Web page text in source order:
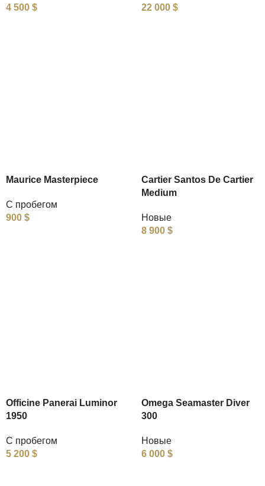
4 500 $
22 000 $
Maurice Masterpiece
С пробегом
900 $
Cartier Santos De Cartier
Medium
Новые
8 900 $
Officine Panerai Luminor
1950
С пробегом
5 200 $
Omega Seamaster Diver
300
Новые
6 000 $